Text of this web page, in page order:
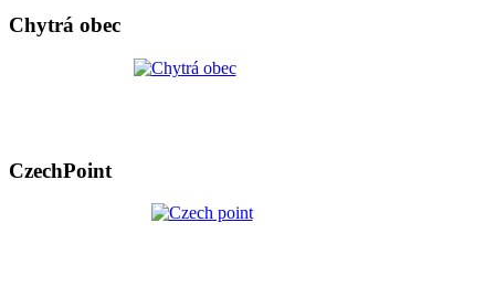
Chytrá obec
CzechPoint